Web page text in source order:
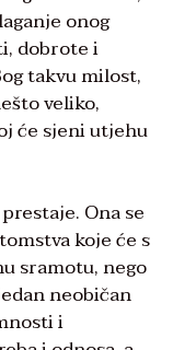
onog
dobrote i
takvu milost,
veliko,
će sjeni utjehu
Ona se
koje će s
sramotu, nego
neobičan
i